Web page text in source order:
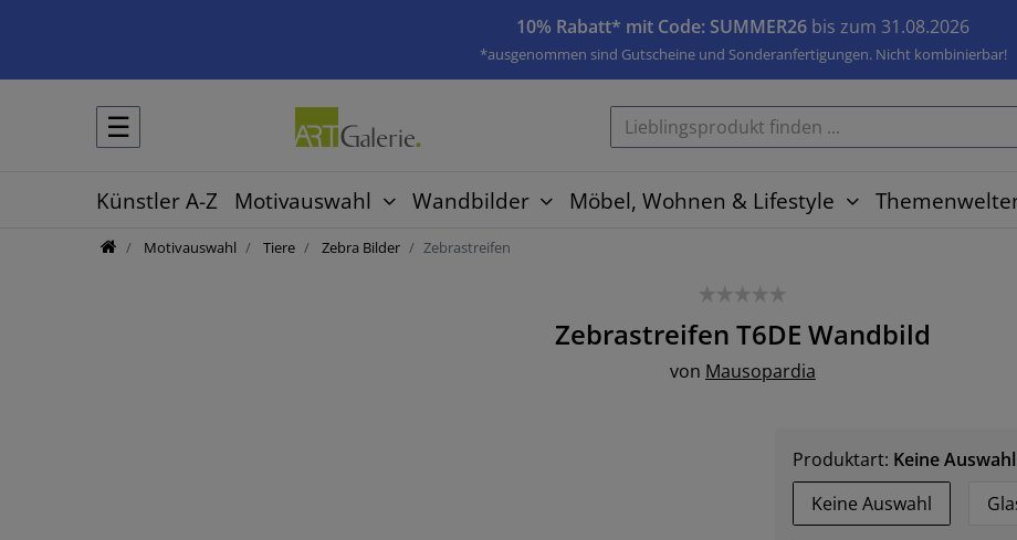
10% Rabatt* mit Code: SUMMER26 bis zum 31.08.2026
*ausgenommen sind Gutscheine und Sonderanfertigungen. Nicht kombinierbar!
☰
Künstler A-Z Motivauswahl Wandbilder Möbel, Wohnen & Lifestyle
Motivauswahl Tiere Zebra Bilder Zebrastreifen
Zebrastreifen T6DE Wandbild
von Mausopardia
Produktart: Keine Auswahl
Keine Auswahl